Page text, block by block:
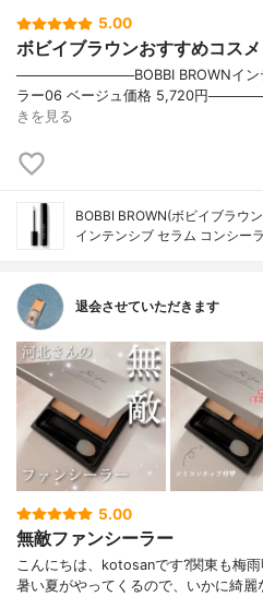
5.00
ボビイブラウンおすすめコスメ
────────────BOBBI BROWNイン
ラー06 ベージュ価格 5,720円
きを見る
BOBBI BROWN(ボビイブラウ
インテンシブ セラム コンシー
退会させていただきます
5.00
無敵ファンシーラー
こんにちは、kotosanです?関東も梅
暑い夏がやってくるので、いかに綺